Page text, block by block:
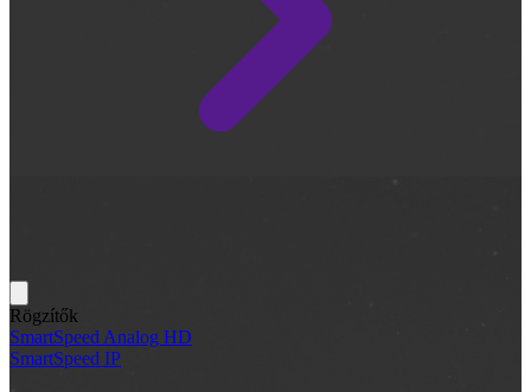
Rögzítők
SmartSpeed Analog HD
SmartSpeed IP